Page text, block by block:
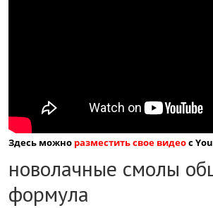
Здесь можно разместить свое видеос
новолачные смолы
формула